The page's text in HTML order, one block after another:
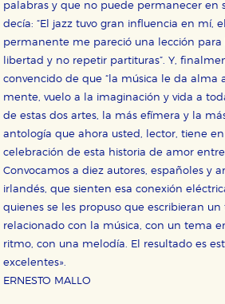
palabras y que no puede permanecer en
decía: “El jazz tuvo gran influencia en mí,
permanente me pareció una lección para
libertad y no repetir partituras”. Y,
convencido de que “la música le da alma
mente, vuelo a la imaginación y vida a
de estas dos artes, la más efímera y la
antología que ahora usted, lector, tiene en
celebración de esta historia de amor
Convocamos a diez autores, españoles y
irlandés, que sienten esa conexión
quienes se les propuso que escribieran
relacionado con la música, con un tema
ritmo, con una melodía. El resultado es
excelentes».
ERNESTO MALLO